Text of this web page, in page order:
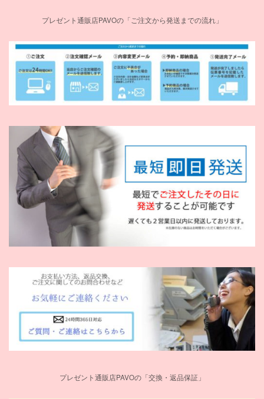
プレゼント通販店PAVOの「ご注文から発送までの流れ」
プレゼント通販店PAVOの「交換・返品保証」